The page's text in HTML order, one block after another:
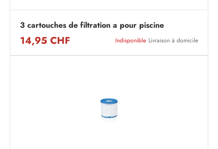
3 cartouches de filtration a pour piscine
14,95 CHF Indisponible Livraison à domicile